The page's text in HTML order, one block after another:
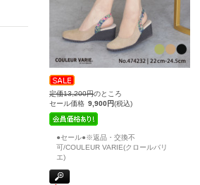
定価13,200円のところ
セール価格 9,900円(税込)
●セール●※返品・交換不
可/COULEUR VARIE(クロールバリ
エ)